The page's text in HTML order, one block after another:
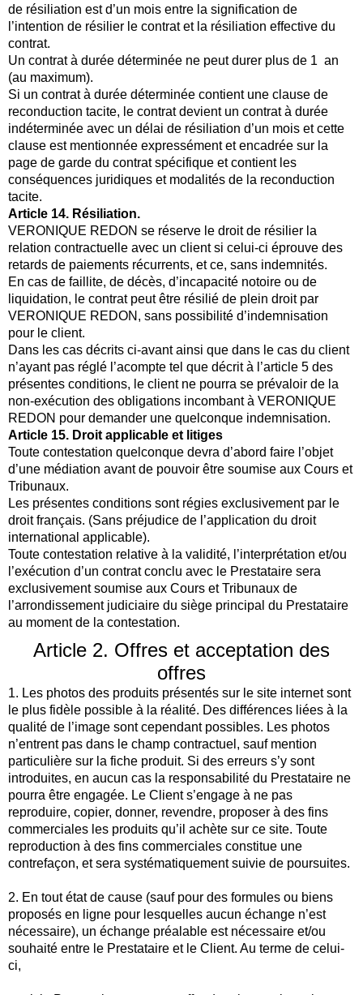
de résiliation est d’un mois entre la signification de
l’intention de résilier le contrat et la résiliation effective du
contrat.
Un contrat à durée déterminée ne peut durer plus de 1 an
(au maximum).
Si un contrat à durée déterminée contient une clause de
reconduction tacite, le contrat devient un contrat à durée
indéterminée avec un délai de résiliation d’un mois et cette
clause est mentionnée expressément et encadrée sur la
page de garde du contrat spécifique et contient les
conséquences juridiques et modalités de la reconduction
tacite.
Article 14. Résiliation.
VERONIQUE REDON se réserve le droit de résilier la
relation contractuelle avec un client si celui-ci éprouve des
retards de paiements récurrents, et ce, sans indemnités.
En cas de faillite, de décès, d’incapacité notoire ou de
liquidation, le contrat peut être résilié de plein droit par
VERONIQUE REDON, sans possibilité d’indemnisation
pour le client.
Dans les cas décrits ci-avant ainsi que dans le cas du client
n’ayant pas réglé l’acompte tel que décrit à l’article 5 des
présentes conditions, le client ne pourra se prévaloir de la
non-exécution des obligations incombant à VERONIQUE
REDON pour demander une quelconque indemnisation.
Article 15. Droit applicable et litiges
Toute contestation quelconque devra d’abord faire l’objet
d’une médiation avant de pouvoir être soumise aux Cours et
Tribunaux.
Les présentes conditions sont régies exclusivement par le
droit français. (Sans préjudice de l’application du droit
international applicable).
Toute contestation relative à la validité, l’interprétation et/ou
l’exécution d’un contrat conclu avec le Prestataire sera
exclusivement soumise aux Cours et Tribunaux de
l’arrondissement judiciaire du siège principal du Prestataire
au moment de la contestation.
Article 2. Offres et acceptation des
offres
1. Les photos des produits présentés sur le site internet sont
le plus fidèle possible à la réalité. Des différences liées à la
qualité de l’image sont cependant possibles. Les photos
n’entrent pas dans le champ contractuel, sauf mention
particulière sur la fiche produit. Si des erreurs s’y sont
introduites, en aucun cas la responsabilité du Prestataire ne
pourra être engagée. Le Client s’engage à ne pas
reproduire, copier, donner, revendre, proposer à des fins
commerciales les produits qu’il achète sur ce site. Toute
reproduction à des fins commerciales constitue une
contrefaçon, et sera systématiquement suivie de poursuites.
2. En tout état de cause (sauf pour des formules ou biens
proposés en ligne pour lesquelles aucun échange n’est
nécessaire), un échange préalable est nécessaire et/ou
souhaité entre le Prestataire et le Client. Au terme de celui-
ci,